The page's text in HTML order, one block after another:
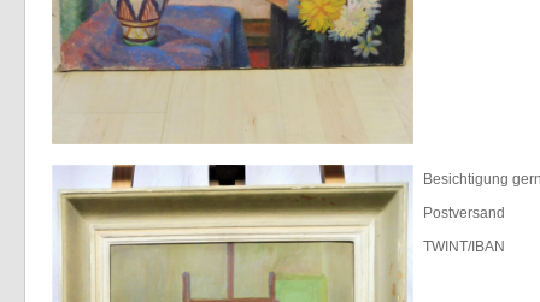
Besichtigung
Postversand
TWINT/IBAN